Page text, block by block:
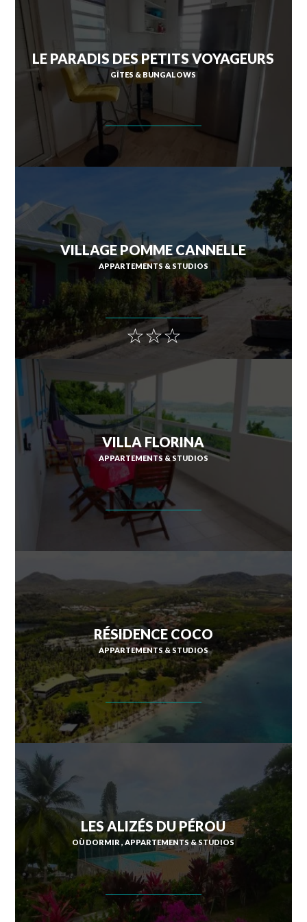
SAINT-ESPRIT
SAINT-JOSEPH
SCHŒLCHER
LE PARADIS DES PETITS VOYAGEURS
GÎTES & BUNGALOWS
VILLAGE POMME CANNELLE
☆☆☆
APPARTEMENTS & STUDIOS
VILLA FLORINA
APPARTEMENTS & STUDIOS
RÉSIDENCE COCO
APPARTEMENTS & STUDIOS
LES ALIZÉS DU PÉROU
OÙ DORMIR APPARTEMENTS & STUDIOS